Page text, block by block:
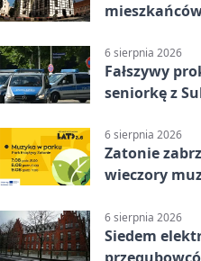
6 sierpnia 2026
Fałszywy
seniorkę z
6 sierpnia 2026
Zatonie
wieczory
6 sierpnia 2026
Siedem